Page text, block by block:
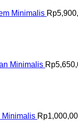
Minimalis Rp
Minimalis Rp
Minimalis Rp